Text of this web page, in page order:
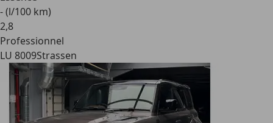
- (l/100 km)
2,8
Professionnel
LU 8009Strassen